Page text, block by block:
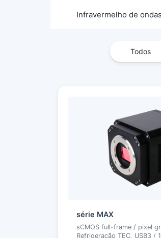
Infravermelho de
Todos
série MAX
sCMOS full-frame / pixel
Refrigeração TEC, USB3 /